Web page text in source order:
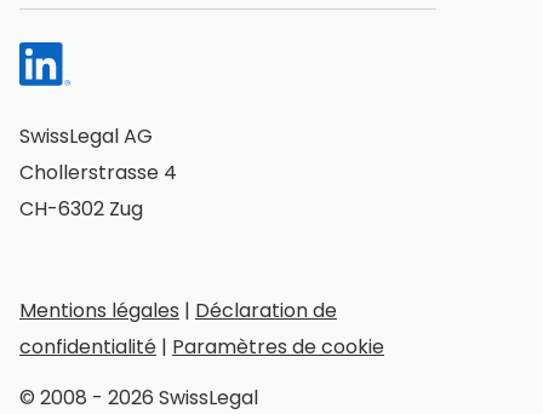
SwissLegal AG
Chollerstrasse 4
CH-6302 Zug
© 2008 - 2026 SwissLegal
Mentions légales | Déclaration de
confidentialité | Paramètres de cookie